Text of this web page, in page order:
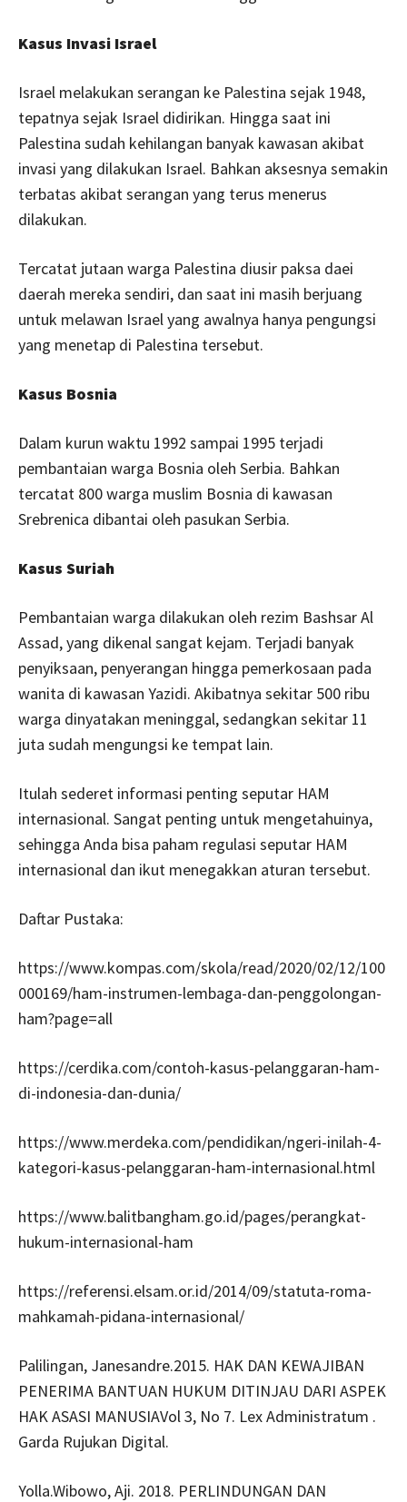
Kasus Invasi Israel
Israel melakukan serangan ke Palestina sejak 1948,
tepatnya sejak Israel didirikan. Hingga saat ini
Palestina sudah kehilangan banyak kawasan akibat
invasi yang dilakukan Israel. Bahkan aksesnya semakin
terbatas akibat serangan yang terus menerus
dilakukan.
Tercatat jutaan warga Palestina diusir paksa daei
daerah mereka sendiri, dan saat ini masih berjuang
untuk melawan Israel yang awalnya hanya pengungsi
yang menetap di Palestina tersebut.
Kasus Bosnia
Dalam kurun waktu 1992 sampai 1995 terjadi
pembantaian warga Bosnia oleh Serbia. Bahkan
tercatat 800 warga muslim Bosnia di kawasan
Srebrenica dibantai oleh pasukan Serbia.
Kasus Suriah
Pembantaian warga dilakukan oleh rezim Bashsar Al
Assad, yang dikenal sangat kejam. Terjadi banyak
penyiksaan, penyerangan hingga pemerkosaan pada
wanita di kawasan Yazidi. Akibatnya sekitar 500 ribu
warga dinyatakan meninggal, sedangkan sekitar 11
juta sudah mengungsi ke tempat lain.
Itulah sederet informasi penting seputar HAM
internasional. Sangat penting untuk mengetahuinya,
sehingga Anda bisa paham regulasi seputar HAM
internasional dan ikut menegakkan aturan tersebut.
Daftar Pustaka:
https://www.kompas.com/skola/read/2020/02/12/100
000169/ham-instrumen-lembaga-dan-penggolongan-
ham?page=all
https://cerdika.com/contoh-kasus-pelanggaran-ham-
di-indonesia-dan-dunia/
https://www.merdeka.com/pendidikan/ngeri-inilah-4-
kategori-kasus-pelanggaran-ham-internasional.html
https://www.balitbangham.go.id/pages/perangkat-
hukum-internasional-ham
https://referensi.elsam.or.id/2014/09/statuta-roma-
mahkamah-pidana-internasional/
Palilingan, Janesandre.2015. HAK DAN KEWAJIBAN
PENERIMA BANTUAN HUKUM DITINJAU DARI ASPEK
HAK ASASI MANUSIAVol 3, No 7. Lex Administratum .
Garda Rujukan Digital.
Yolla.Wibowo, Aji. 2018. PERLINDUNGAN DAN